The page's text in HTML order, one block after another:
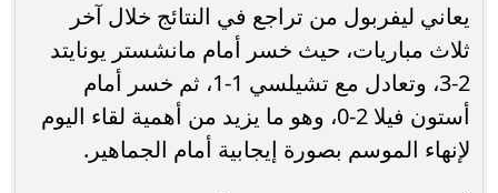
يعاني ليفربول من تراجع في النتائج خلال آخر
ثلاث مباريات، حيث خسر أمام مانشستر يونايتد
2-3، وتعادل مع تشيلسي 1-1، ثم خسر أمام
أستون فيلا 2-0، وهو ما يزيد من أهمية لقاء اليوم
لإنهاء الموسم بصورة إيجابية أمام الجماهير.